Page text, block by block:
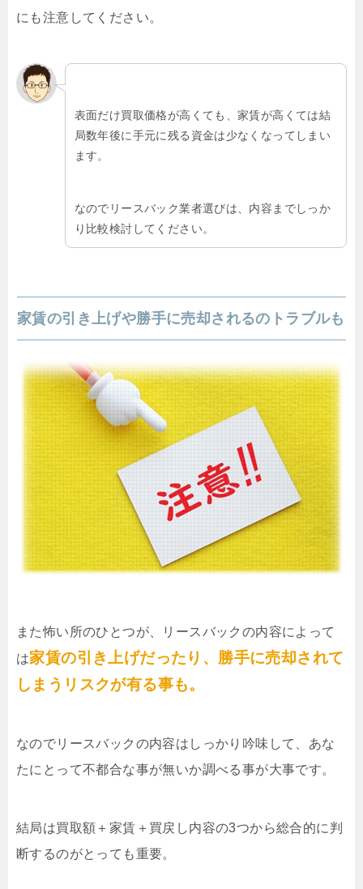
にも注意してください。
表面だけ買取価格が高くても、家賃が高くては結
局数年後に手元に残る資金は少なくなってしまい
ます。
なのでリースバック業者選びは、内容までしっか
り比較検討してください。
家賃の引き上げや勝手に売却されるのトラブルも
また怖い所のひとつが、リースバックの内容によって
は家賃の引き上げだったり、勝手に売却されて
しまうリスクが有る事も。
なのでリースバックの内容はしっかり吟味して、あな
たにとって不都合な事が無いか調べる事が大事です。
結局は買取額＋家賃＋買戻し内容の3つから総合的に判
断するのがとっても重要。